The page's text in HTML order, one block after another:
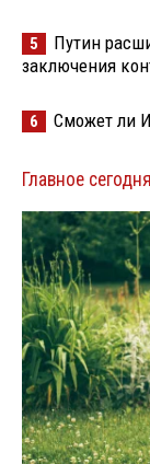
5
Путин
заключения
6 Сможет ли
Главное сегодня